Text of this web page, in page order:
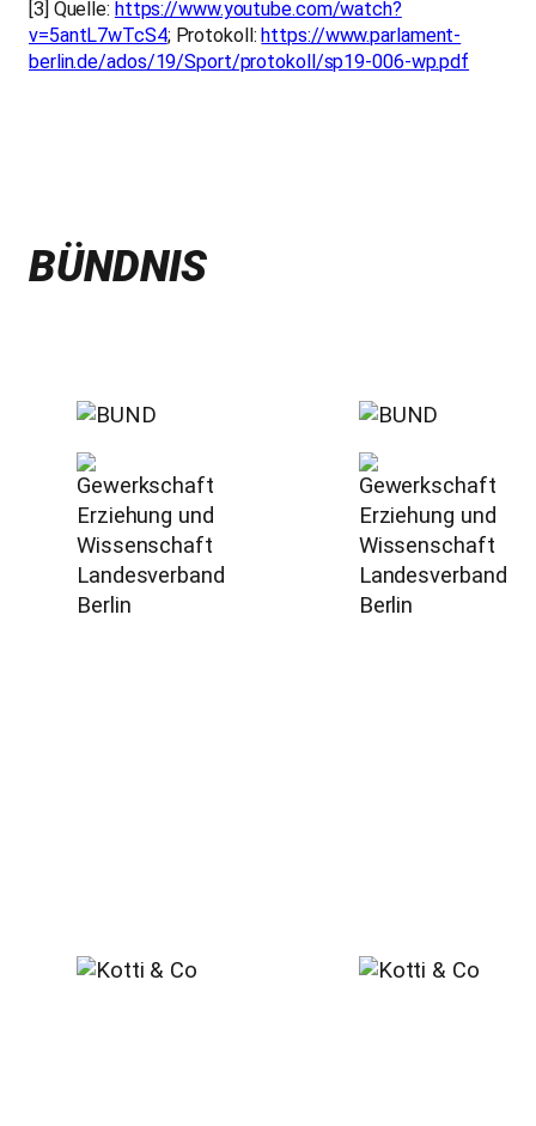
[3] Quelle: https://www.youtube.com/watch?
v=5antL7wTcS4; Protokoll:https://www.parlament-
berlin.de/ados/19/Sport/protokoll/sp19-006-wp.pdf
BÜNDNIS